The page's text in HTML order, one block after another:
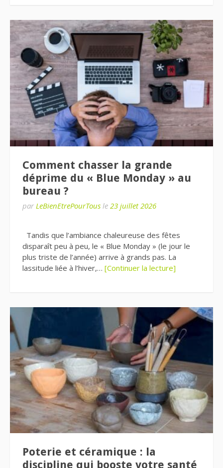
Comment chasser la grande
déprime du « Blue Monday » au
bureau ?
par LeBienEtrePourTous le 23 juillet 2026
Tandis que l’ambiance chaleureuse des fêtes
disparaît peu à peu, le « Blue Monday » (le jour le
plus triste de l’année) arrive à grands pas. La
lassitude liée à l’hiver,… [Continuer la lecture]
Poterie et céramique : la
discipline qui booste votre santé